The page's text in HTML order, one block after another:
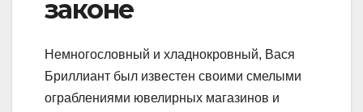
законе
Немногословный и хладнокровный, Вася
Бриллиант был известен своими смелыми
ограблениями ювелирных магазинов и